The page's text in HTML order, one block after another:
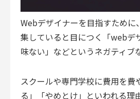
Webデザイナーを目指すために
集していると目につく「webデ
味ない」などというネガティブ
スクールや専門学校に費用を費
る」「やめとけ」といわれる理